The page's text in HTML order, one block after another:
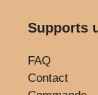
Supports
FAQ
Contact